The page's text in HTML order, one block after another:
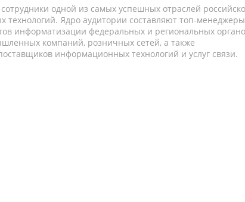
одной из самых успешных отраслей
Ядро аудитории составляют топ-
информатизации федеральных и региональных
компаний, розничных сетей, а также
информационных технологий и услуг связи.